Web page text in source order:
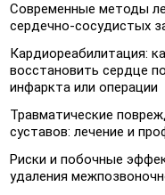
Современные методы
сердечно-сосудистых
Кардиореабилитация:
восстановить сердце
инфаркта или операции
Травматические
суставов: лечение и
Риски и побочные
удаления